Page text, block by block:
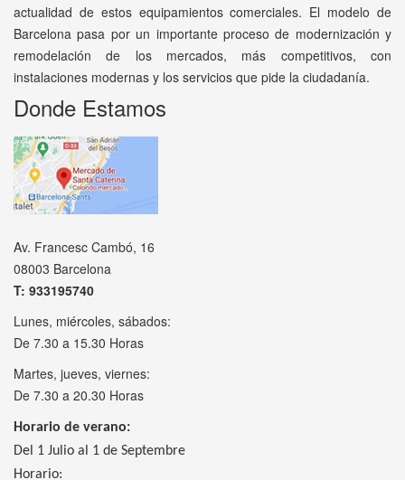
actualidad de estos equipamientos comerciales. El modelo de
Barcelona pasa por un importante proceso de modernización y
remodelación de los mercados, más competitivos, con
instalaciones modernas y los servicios que pide la ciudadanía.
Donde Estamos
Av. Francesc Cambó, 16
08003 Barcelona
T: 933195740
Lunes, miércoles, sábados:
De 7.30 a 15.30 Horas
Martes, jueves, viernes:
De 7.30 a 20.30 Horas
Horario de verano:
Del 1 Julio al 1 de Septembre
Horario: